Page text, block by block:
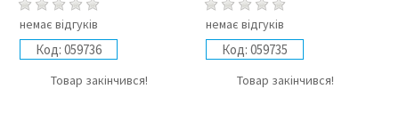
немає відгуків
Код: 059736
Товар закінчився!
немає відгуків
Код: 059735
Товар закінчився!